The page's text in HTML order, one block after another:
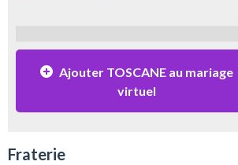
Ajouter TOSCANE au mariage
virtuel
Fraterie